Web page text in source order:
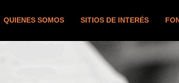
QUIENES SOMOS SITIOS DE INTERÉS